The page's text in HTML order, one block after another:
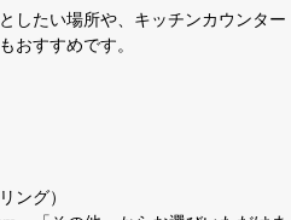
したい場所や、キッチンカウンター
おすすめです。
ング）